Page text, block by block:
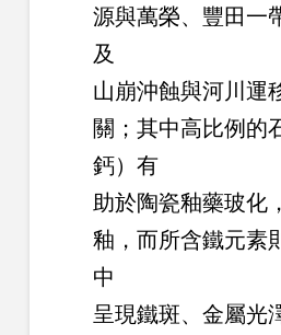
源與萬榮、豐田一
及
山崩沖蝕與河川運
關；其中高比例的
鈣）有
助於陶瓷釉藥玻化
釉，而所含鐵元素
中
呈現鐵斑、金屬光